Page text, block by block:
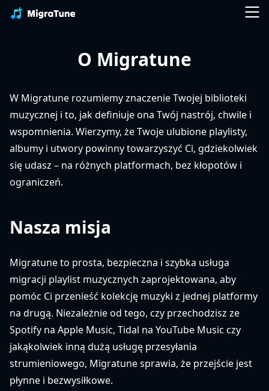
O Migratune
W Migratune rozumiemy znaczenie Twojej biblioteki
muzycznej i to, jak definiuje ona Twój nastrój, chwile i
wspomnienia. Wierzymy, że Twoje ulubione playlisty,
albumy i utwory powinny towarzyszyć Ci, gdziekolwiek
się udasz – na różnych platformach, bez kłopotów i
ograniczeń.
Nasza misja
Migratune to prosta, bezpieczna i szybka usługa
migracji playlist muzycznych zaprojektowana, aby
pomóc Ci przenieść kolekcję muzyki z jednej platformy
na drugą. Niezależnie od tego, czy przechodzisz ze
Spotify na Apple Music, Tidal na YouTube Music czy
jakąkolwiek inną dużą usługę przesyłania
strumieniowego, Migratune sprawia, że ​​przejście jest
płynne i bezwysiłkowe.